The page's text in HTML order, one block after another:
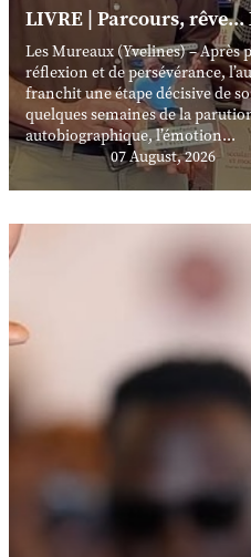
LIVRE | Parcours,
Les Mureaux (Yvelines) – Après
réflexion et de persévérance,
franchit une étape décisive de
quelques semaines de la
autobiographique, l’émotion...
07 August, 2026